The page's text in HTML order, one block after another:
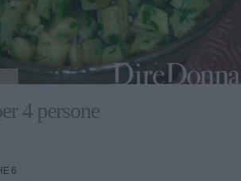
4 persone
6